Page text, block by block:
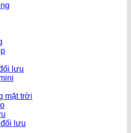
lưu
mặt trời
lưu